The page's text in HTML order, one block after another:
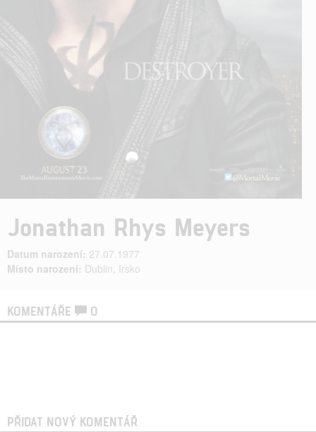
Jonathan Rhys Meyers
Datum narození: 27.07.1977
Místo narození: Dublin, Irsko
KOMENTÁŘE 0
PŘIDAT NOVÝ KOMENTÁŘ